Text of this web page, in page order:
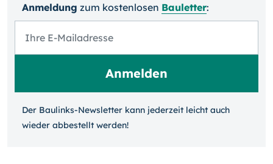
Anmeldung zum kosten­losen Bauletter:
Der Baulinks-Newsletter kann jeder­zeit leicht auch
wieder ab­bestellt werden!